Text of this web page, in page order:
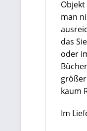
man
das
oder
kaum
Im